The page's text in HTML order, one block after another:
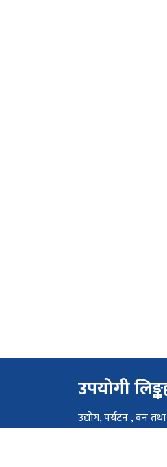
उपयोगी
उद्योग, पर्यटन , वन
आन्तरिक मामिला तथा